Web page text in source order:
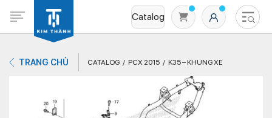
Catalog
TRANG CHỦ CATALOG PCX 2015 K35 – KHUNG XE